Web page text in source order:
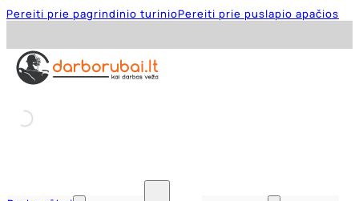
Pereiti prie pagrindinio turinioPereiti prie puslapio apačios